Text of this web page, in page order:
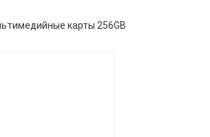
карты 256GB